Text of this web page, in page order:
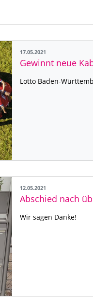
17.05.2021
Gewinnt neue
Lotto Baden-
12.05.2021
Abschied nach
Wir sagen Danke!